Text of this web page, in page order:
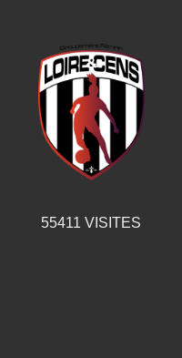
55411 VISITES